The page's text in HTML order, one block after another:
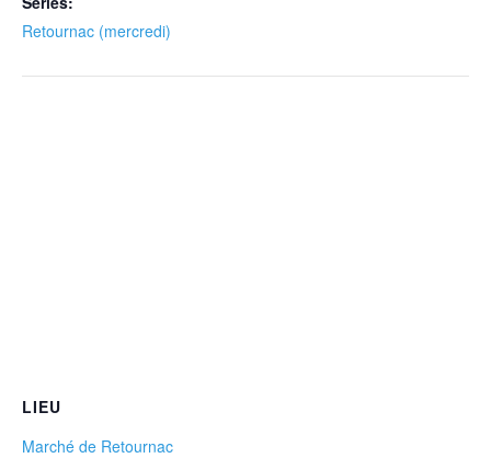
Retournac (mercredi)
LIEU
Marché de Retournac